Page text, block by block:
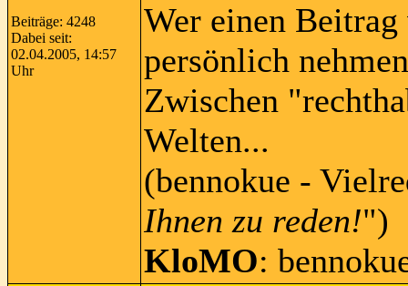
Beiträge: 4248
Dabei seit:
02.04.2005, 14:57
Uhr
Wer einen
persönlich
Zwischen
Welten...
(bennokue -
Ihnen zu reden!")
KloMO: